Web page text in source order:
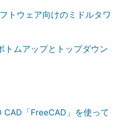
トウェア向けのミドルタワ
トムアップとトップダウン
「FreeCAD」を使って